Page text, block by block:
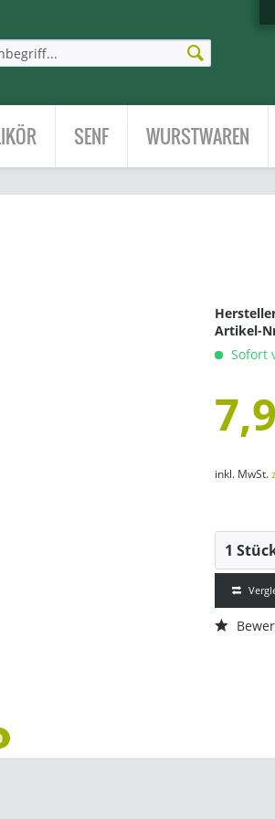
SENF WURSTWAREN
Artikel-
Sofort
inkl. MwSt.